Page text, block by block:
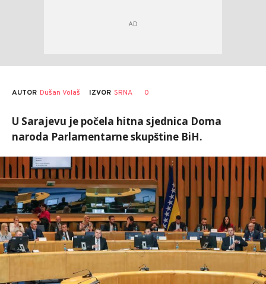
AUTOR Dušan Volaš IZVOR SRNA 0
U Sarajevu je počela hitna sjednica Doma
naroda Parlamentarne skupštine BiH.